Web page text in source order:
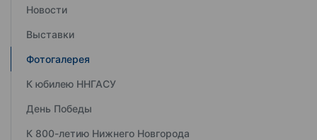
Новости
Выставки
Фотогалерея
К юбилею ННГАСУ
День Победы
К 800-летию Нижнего Новгорода